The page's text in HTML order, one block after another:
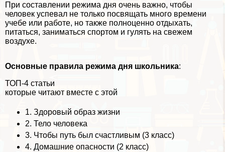
При составлении режима дня очень важно, чтобы
человек успевал не только посвящать много времени
учебе или работе, но также полноценно отдыхать,
питаться, заниматься спортом и гулять на свежем
воздухе.
Основные правила режима дня школьника:
ТОП-4 статьи
которые читают вместе с этой
1. Здоровый образ жизни
2. Тело человека
3. Чтобы путь был счастливым (3 класс)
4. Домашние опасности (2 класс)